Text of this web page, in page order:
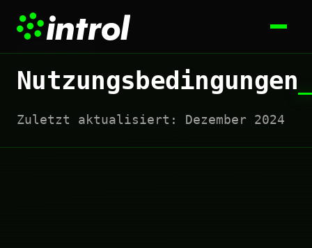
Nutzungsbedingungen
Zuletzt aktualisiert: Dezember 2024